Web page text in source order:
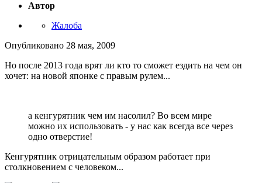
Автор
Жалоба
Опубликовано 28 мая, 2009
Но после 2013 года врят ли кто то сможет ездить на чем он
хочет: на новой японке с правым рулем...
а кенгурятник чем им насолил? Во всем мире
можно их использовать - у нас как всегда все через
одно отверстие!
Кенгурятник отрицательным образом работает при
столкновением с человеком...